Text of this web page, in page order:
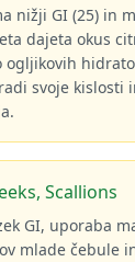
nižji GI (25) in
dajeta okus
ogljikovih
svoje kislosti
Scallions
GI, uporaba
mlade čebule